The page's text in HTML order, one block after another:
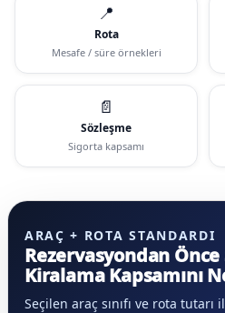
📍
Rota
Mesafe / süre örnekleri
📄
Sözleşme
Sigorta kapsamı
ARAÇ + ROTA STANDARDI
Rezervasyondan
Kiralama Kapsamını
Seçilen araç sınıfı ve rota